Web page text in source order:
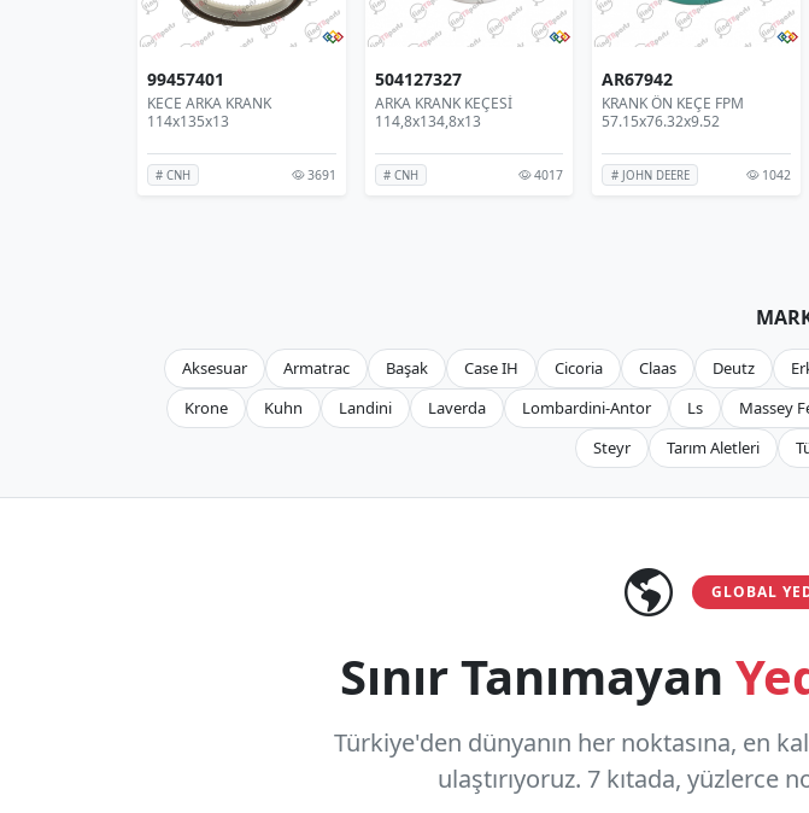
99457401
KECE ARKA KRANK
114x135x13
# CNH 3691
504127327
ARKA KRANK KEÇESİ
114,8x134,8x13
# CNH 4017
AR67942
KRANK ÖN KEÇE FPM
57.15x76.32x9.52
# JOHN DEERE 1042
Aksesuar Armatrac Başak Case IH Cicoria Claas Deutz
Krone
Kuhn Landini Laverda Lombardini-Antor Ls Massey
Steyr
Tarım Aletleri
GLOBAL
Sınır Tanımayan
Türkiye'den dünyanın her noktasına, en
ulaştırıyoruz. 7 kıtada, yüzlerce